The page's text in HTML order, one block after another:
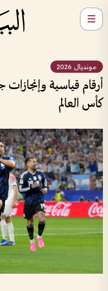
مونديال 2026
أرقام قياسية
كأس العالم